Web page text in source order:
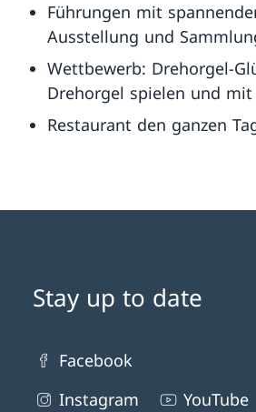
Führungen mit
Ausstellung und
Wettbewerb: Drehorgel-
Drehorgel spielen und
Restaurant den ganzen
Stay up to date
Facebook
Instagram
YouTube